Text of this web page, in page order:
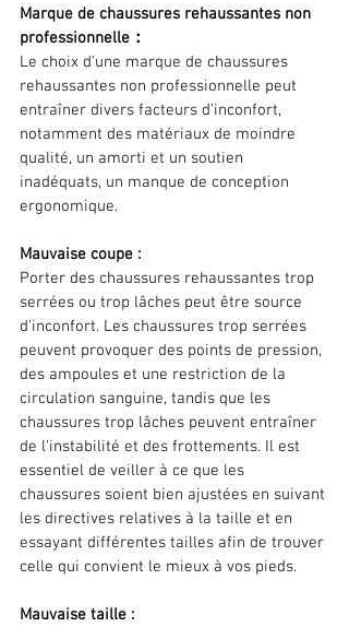
Marque de chaussures rehaussantes non
professionnelle：
Le choix d'une marque de chaussures
rehaussantes non professionnelle peut
entraîner divers facteurs d'inconfort,
notamment des matériaux de moindre
qualité, un amorti et un soutien
inadéquats, un manque de conception
ergonomique.
Mauvaise coupe :
Porter des chaussures rehaussantes trop
serrées ou trop lâches peut être source
d'inconfort. Les chaussures trop serrées
peuvent provoquer des points de pression,
des ampoules et une restriction de la
circulation sanguine, tandis que les
chaussures trop lâches peuvent entraîner
de l'instabilité et des frottements. Il est
essentiel de veiller à ce que les
chaussures soient bien ajustées en suivant
les directives relatives à la taille et en
essayant différentes tailles afin de trouver
celle qui convient le mieux à vos pieds.
Mauvaise taille :